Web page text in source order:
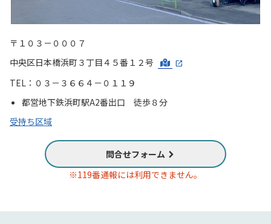
〒１０３－０００７
中央区日本橋浜町３丁目４５番１２号
TEL：０３－３６６４－０１１９
都営地下鉄浜町駅A2番出口 徒歩８分
受持ち区域
問合せフォーム
※119番通報には利用できません。